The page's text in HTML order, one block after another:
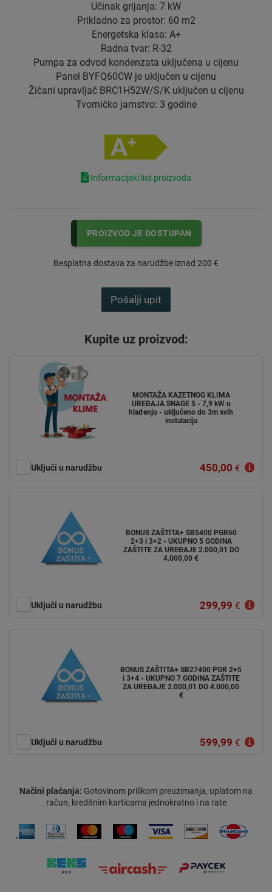
Učinak grijanja: 7 kW
Prikladno za prostor: 60 m2
Energetska klasa: A+
Radna tvar: R-32
Pumpa za odvod kondenzata uključena u cijenu
Panel BYFQ60CW je uključen u cijenu
Žičani upravljač BRC1H52W/S/K uključen u cijenu
Tvorničko jamstvo: 3 godine
Informacijski list proizvoda
PROIZVOD JE DOSTUPAN
Besplatna dostava za narudžbe iznad 200 €
Pošalji upit
Kupite uz proizvod:
MONTAŽA KAZETNOG KLIMA
UREĐAJA SNAGE 5 - 7,9 kW u
hlađenju - uključeno do 3m svih
instalacija
Uključi u narudžbu 450,00 €
BONUS ZAŠTITA+ SB5400 PGR60
2+3 i 3+2 - UKUPNO 5 GODINA
ZAŠTITE ZA UREĐAJE 2.000,01 DO
4.000,00 €
Uključi u narudžbu 299,99 €
BONUS ZAŠTITA+ SB27400 PGR 2+5
i 3+4 - UKUPNO 7 GODINA ZAŠTITE
ZA UREĐAJE 2.000,01 DO 4.000,00
€
Uključi u narudžbu 599,99 €
Načini plaćanja: Gotovinom prilikom preuzimanja, uplatom na
račun, kreditnim karticama jednokratno i na rate